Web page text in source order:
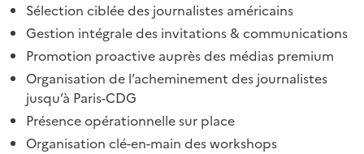
Sélection ciblée des journalistes américains
Gestion intégrale des invitations & communications
Promotion proactive auprès des médias premium
Organisation de l’acheminement des journalistes
jusqu’à Paris-CDG
Présence opérationnelle sur place
Organisation clé-en-main des workshops